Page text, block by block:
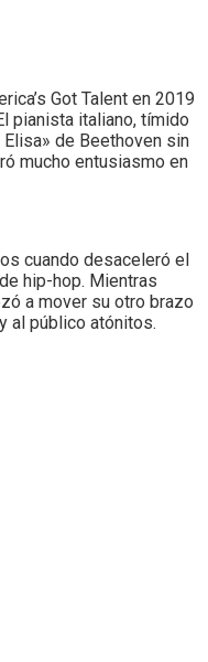
Got Talent en 2019
pianista italiano, tímido
de Beethoven sin
mucho entusiasmo en
cuando desaceleró el
hip-hop. Mientras
a mover su otro brazo
al público atónitos.